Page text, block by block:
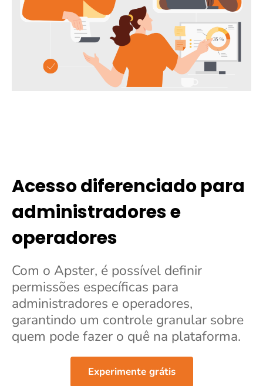
Acesso diferenciado para
administradores e
operadores
Com o Apster, é possível definir
permissões específicas para
administradores e operadores,
garantindo um controle granular sobre
quem pode fazer o quê na plataforma.
Experimente grátis